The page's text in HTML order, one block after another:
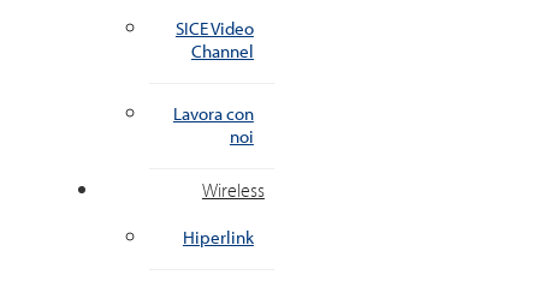
SICE Video
Channel
Lavora con
noi
Wireless
Hiperlink